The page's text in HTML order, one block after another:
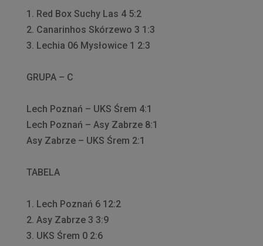
1. Red Box Suchy Las 4 5:2
2. Canarinhos Skórzewo 3 1:3
3. Lechia 06 Mysłowice 1 2:3
GRUPA – C
Lech Poznań – UKS Śrem 4:1
Lech Poznań – Asy Zabrze 8:1
Asy Zabrze – UKS Śrem 2:1
TABELA
1. Lech Poznań 6 12:2
2. Asy Zabrze 3 3:9
3. UKS Śrem 0 2:6